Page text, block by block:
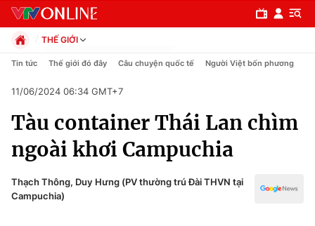
Chuyên mục
Chính trị
Xã hội
THẾ GIỚI
Chính trị
Pháp luật
Kinh tế
Thể thao
Truyền hình
Y tế
Tin tức Thế giới đó đây Câu chuyện quốc tế Người Việt bốn phương
11/06/2024 06:34 GMT+7
Tàu container Thái Lan chìm
ngoài khơi Campuchia
Thạch Thông, Duy Hưng (PV thường trú Đài THVN tại
Campuchia)